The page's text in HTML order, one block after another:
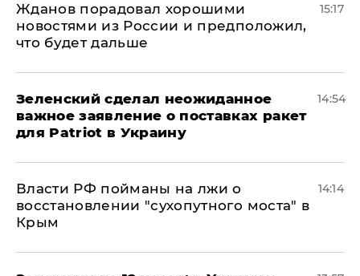
Жданов порадовал хорошими
новостями из России и предположил,
что будет дальше
15:17
Зеленский сделал неожиданное
важное заявление о поставках ракет
для Patriot в Украину
14:54
Власти РФ пойманы на лжи о
восстановлении "сухопутного моста" в
Крым
14:14